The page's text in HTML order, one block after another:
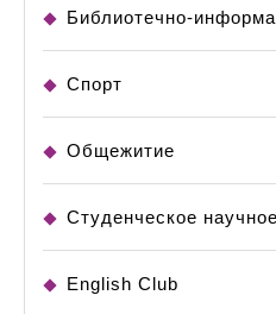
Библиотечно-
Спорт
Общежитие
Студенческое
English Club